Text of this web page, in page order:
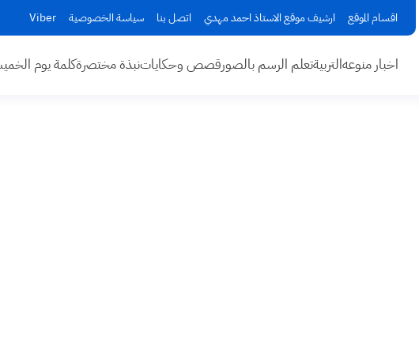
اقسام الموقع ارشيف موقع الاستاذ احمد مهدي اتصل بنا سياسة الخصوصية Viber
اخبار منوعهالتربيةتعلم الرسم بالصورقصص وحكاياتنبذة مختصرةكلمة يوم